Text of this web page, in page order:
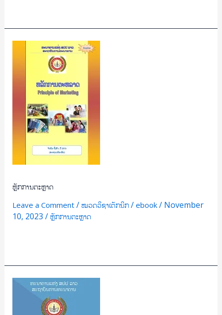
ຫຼັກການຕະຫຼາດ
Leave a Comment / ໝວດວິຊາເຕັກນິກ/ ebook / November
10, 2023 / ຫຼັກການຕະຫຼາດ